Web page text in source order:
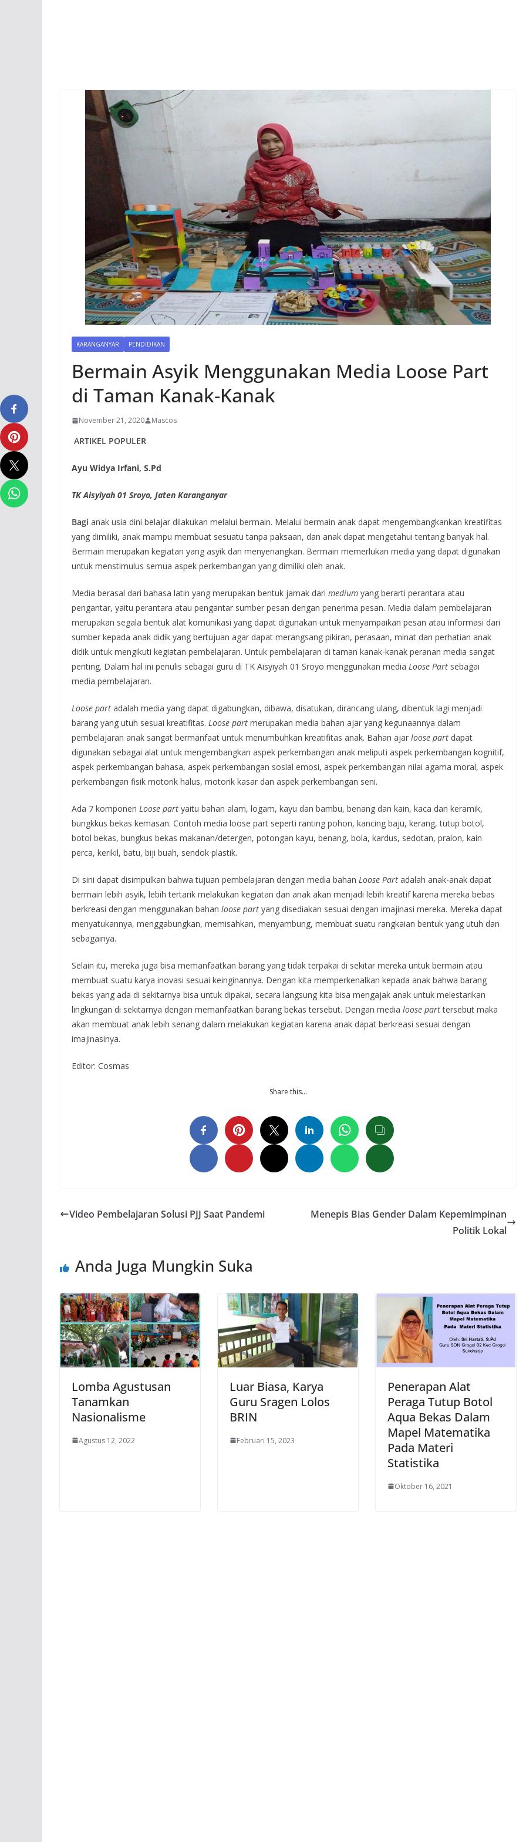
KARANGANYAR PENDIDIKAN
Bermain Asyik Menggunakan Media Loose Part
di Taman Kanak-Kanak
November 21, 2020 Mascos
ARTIKEL POPULER
Ayu Widya Irfani, S.Pd
TK Aisyiyah 01 Sroyo, Jaten Karanganyar
Bagi anak usia dini belajar dilakukan melalui bermain. Melalui bermain anak dapat mengembangkankan kreatifitas
yang dimiliki, anak mampu membuat sesuatu tanpa paksaan, dan anak dapat mengetahui tentang banyak hal.
Bermain merupakan kegiatan yang asyik dan menyenangkan. Bermain memerlukan media yang dapat digunakan
untuk menstimulus semua aspek perkembangan yang dimiliki oleh anak.
Media berasal dari bahasa latin yang merupakan bentuk jamak dari medium yang berarti perantara atau
pengantar, yaitu perantara atau pengantar sumber pesan dengan penerima pesan. Media dalam pembelajaran
merupakan segala bentuk alat komunikasi yang dapat digunakan untuk menyampaikan pesan atau informasi dari
sumber kepada anak didik yang bertujuan agar dapat merangsang pikiran, perasaan, minat dan perhatian anak
didik untuk mengikuti kegiatan pembelajaran. Untuk pembelajaran di taman kanak-kanak peranan media sangat
penting. Dalam hal ini penulis sebagai guru di TK Aisyiyah 01 Sroyo menggunakan media Loose Part sebagai
media pembelajaran.
Loose part adalah media yang dapat digabungkan, dibawa, disatukan, dirancang ulang, dibentuk lagi menjadi
barang yang utuh sesuai kreatifitas. Loose part merupakan media bahan ajar yang kegunaannya dalam
pembelajaran anak sangat bermanfaat untuk menumbuhkan kreatifitas anak. Bahan ajar loose part dapat
digunakan sebagai alat untuk mengembangkan aspek perkembangan anak meliputi aspek perkembangan kognitif,
aspek perkembangan bahasa, aspek perkembangan sosial emosi, aspek perkembangan nilai agama moral, aspek
perkembangan fisik motorik halus, motorik kasar dan aspek perkembangan seni.
Ada 7 komponen Loose part yaitu bahan alam, logam, kayu dan bambu, benang dan kain, kaca dan keramik,
bungkkus bekas kemasan. Contoh media loose part seperti ranting pohon, kancing baju, kerang, tutup botol,
botol bekas, bungkus bekas makanan/detergen, potongan kayu, benang, bola, kardus, sedotan, pralon, kain
perca, kerikil, batu, biji buah, sendok plastik.
Di sini dapat disimpulkan bahwa tujuan pembelajaran dengan media bahan Loose Part adalah anak-anak dapat
bermain lebih asyik, lebih tertarik melakukan kegiatan dan anak akan menjadi lebih kreatif karena mereka bebas
berkreasi dengan menggunakan bahan loose part yang disediakan sesuai dengan imajinasi mereka. Mereka dapat
menyatukannya, menggabungkan, memisahkan, menyambung, membuat suatu rangkaian bentuk yang utuh dan
sebagainya.
Selain itu, mereka juga bisa memanfaatkan barang yang tidak terpakai di sekitar mereka untuk bermain atau
membuat suatu karya inovasi sesuai keinginannya. Dengan kita memperkenalkan kepada anak bahwa barang
bekas yang ada di sekitarnya bisa untuk dipakai, secara langsung kita bisa mengajak anak untuk melestarikan
lingkungan di sekitarnya dengan memanfaatkan barang bekas tersebut. Dengan media loose parttersebut maka
akan membuat anak lebih senang dalam melakukan kegiatan karena anak dapat berkreasi sesuai dengan
imajinasinya.
Editor: Cosmas
Share this…
Video Pembelajaran Solusi PJJ Saat Pandemi
Menepis Bias Gender Dalam Kepemimpinan
Politik Lokal
Anda Juga Mungkin Suka
Lomba Agustusan
Tanamkan
Nasionalisme
Agustus 12, 2022
Luar Biasa, Karya
Guru Sragen Lolos
BRIN
Februari 15, 2023
Penerapan Alat
Peraga Tutup Botol
Aqua Bekas Dalam
Mapel Matematika
Pada Materi
Statistika
Oktober 16, 2021